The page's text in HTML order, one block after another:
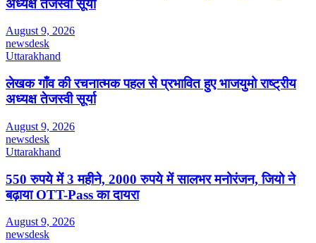
अध्यक्ष तेजस्वी सूर्या
August 9, 2026
newsdesk
Uttarakhand
लेखक गाँव की रचनात्मक पहल से प्रभावित हुए भाजयुमो राष्ट्रीय
अध्यक्ष तेजस्वी सूर्या
August 9, 2026
newsdesk
Uttarakhand
550 रुपये में 3 महीने, 2000 रुपये में सालभर मनोरंजन, जियो ने
बढ़ाया OTT-Pass का दायरा
August 9, 2026
newsdesk